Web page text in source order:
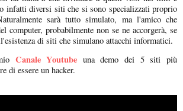
infatti diversi siti che si sono specializzati proprio
sarà tutto simulato, ma l'amico che
computer, probabilmente non se ne accorgerà, se
di siti che simulano attacchi informatici.
Canale Youtube una demo dei 5 siti più
di essere un hacker.